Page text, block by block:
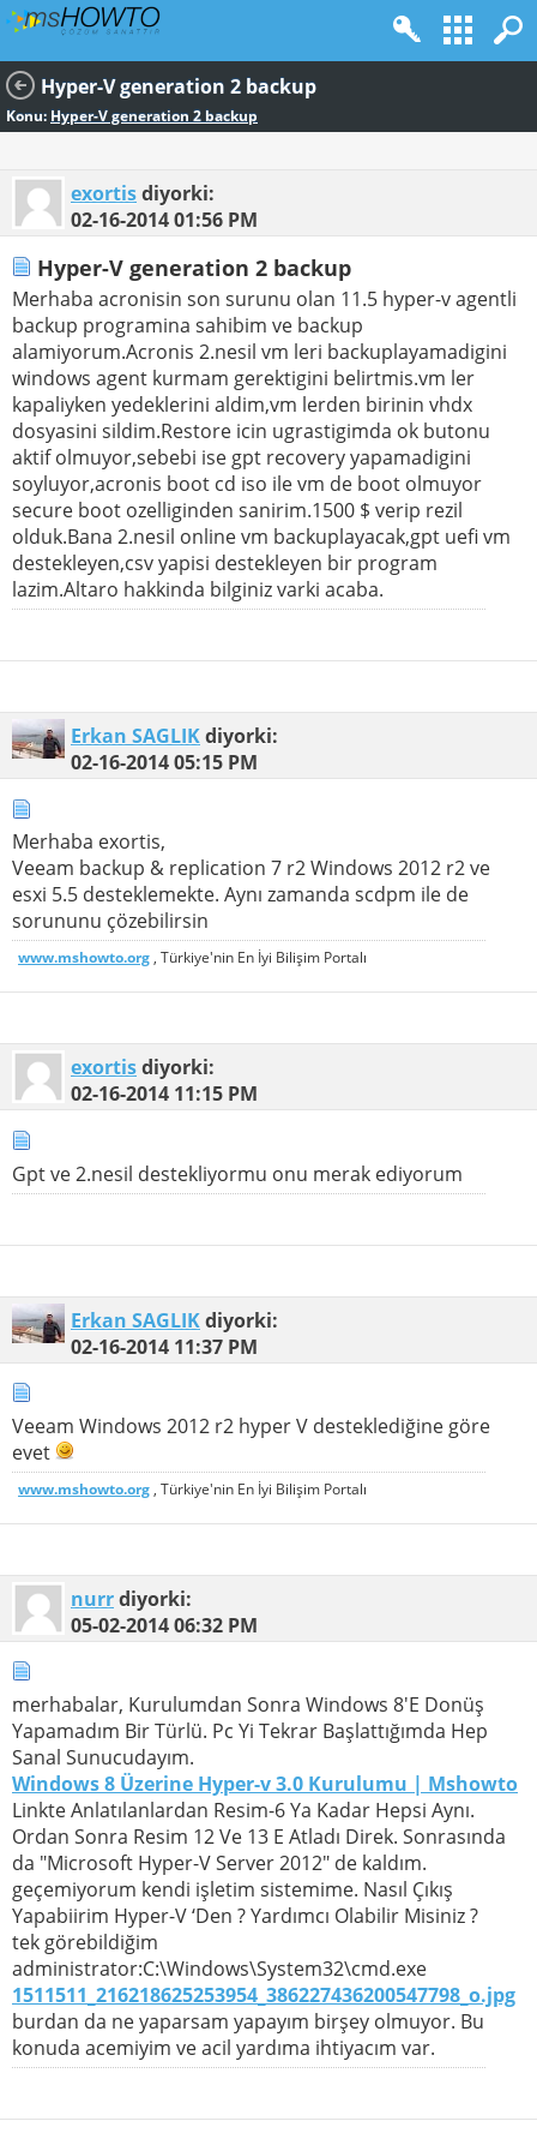
Hyper-V generation 2 backup
Konu: Hyper-V generation 2 backup
exortisdiyorki:
02-16-201401:56 PM
Hyper-V generation 2 backup
Merhaba acronisin son surunu olan 11.5 hyper-v agentli
backup programina sahibim ve backup
alamiyorum.Acronis 2.nesil vm leri backuplayamadigini
windows agent kurmam gerektigini belirtmis.vm ler
kapaliyken yedeklerini aldim,vm lerden birinin vhdx
dosyasini sildim.Restore icin ugrastigimda ok butonu
aktif olmuyor,sebebi ise gpt recovery yapamadigini
soyluyor,acronis boot cd iso ile vm de boot olmuyor
secure boot ozelliginden sanirim.1500 $ verip rezil
olduk.Bana 2.nesil online vm backuplayacak,gpt uefi vm
destekleyen,csv yapisi destekleyen bir program
lazim.Altaro hakkinda bilginiz varki acaba.
Erkan SAGLIKdiyorki:
02-16-201405:15 PM
Merhaba exortis,
Veeam backup & replication 7 r2 Windows 2012 r2 ve
esxi 5.5 desteklemekte. Aynı zamanda scdpm ile de
sorununu çözebilirsin
www.mshowto.org , Türkiye'nin En İyi Bilişim Portalı
exortisdiyorki:
02-16-2014 11:15 PM
Gpt ve 2.nesil destekliyormu onu merak ediyorum
Erkan SAGLIKdiyorki:
02-16-2014 11:37 PM
Veeam Windows 2012 r2 hyper V desteklediğine göre
evet
www.mshowto.org , Türkiye'nin En İyi Bilişim Portalı
nurrdiyorki:
05-02-201406:32 PM
merhabalar, Kurulumdan Sonra Windows 8′E Donüş
Yapamadım Bir Türlü. Pc Yi Tekrar Başlattığımda Hep
Sanal Sunucudayım.
Windows 8 Üzerine Hyper-v 3.0 Kurulumu | Mshowto
Linkte Anlatılanlardan Resim-6 Ya Kadar Hepsi Aynı.
Ordan Sonra Resim 12 Ve 13 E Atladı Direk. Sonrasında
da "Microsoft Hyper-V Server 2012" de kaldım.
geçemiyorum kendi işletim sistemime. Nasıl Çıkış
Yapabiirim Hyper-V ‘Den ? Yardımcı Olabilir Misiniz ?
tek görebildiğim
administrator:C:\Windows\System32\cmd.exe
1511511_216218625253954_386227436200547798_o.jpg
burdan da ne yaparsam yapayım birşey olmuyor. Bu
konuda acemiyim ve acil yardıma ihtiyacım var.